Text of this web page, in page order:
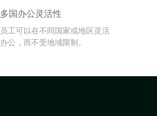
多国办公灵活性
员工可以在不同国家或地区灵活
办公，而不受地域限制。